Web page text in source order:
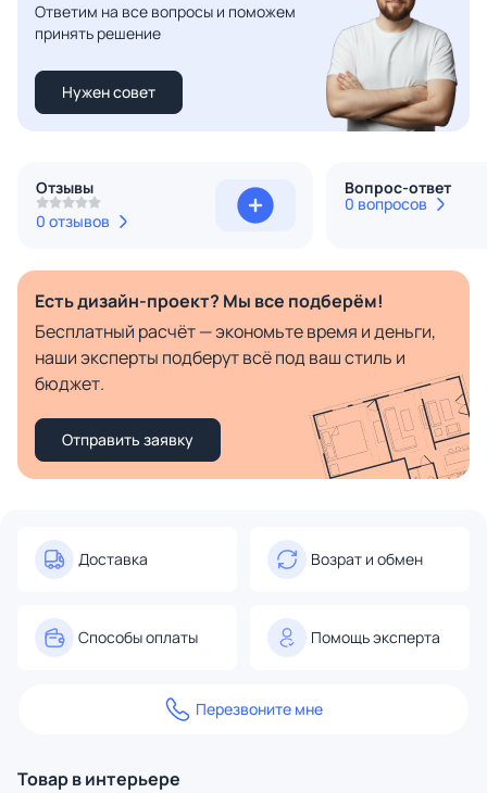
Ответим на все вопросы и поможем
принять решение
Нужен совет
Отзывы
0 отзывов
Вопрос-ответ
0 вопросов
Есть дизайн-проект? Мы все подберём!
Бесплатный расчёт — экономьте время и деньги,
наши эксперты подберут всё под ваш стиль и
бюджет.
Отправить заявку
Доставка Возрат и обмен
Способы оплаты Помощь эксперта
Перезвоните мне
Товар в интерьере